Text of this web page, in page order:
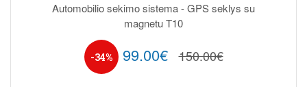
Automobilio sekimo sistema - GPS seklys su
magnetu T10
-34% 99.00€ 150.00€